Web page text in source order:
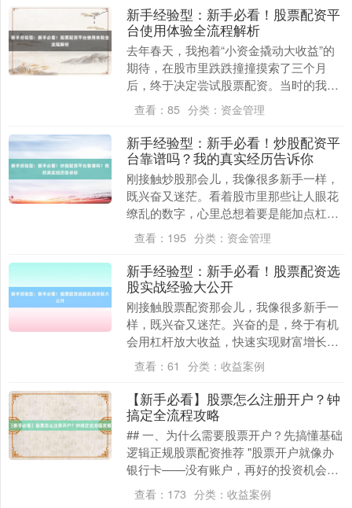
新手经验型：新手必看！股票配资平
台使用体验全流程解析
去年春天，我抱着“小资金撬动大收益”的
期待，在股市里跌跌撞撞摸索了三个月
后，终于决定尝试股票配资。当时的我像
大多数新手一样，既被“10倍杠杆”的诱惑
吸引，又被“....
查看： 85 分类： 资金管理
新手经验型：新手必看！炒股配资平
台靠谱吗？我的真实经历告诉你
刚接触炒股那会儿，我像很多新手一样，
既兴奋又迷茫。看着股市里那些让人眼花
缭乱的数字，心里总想着要是能加点杠
杆，赚得岂不是更快更多？于是，配资平
台这个概念闯入了我....
查看： 195 分类： 资金管理
新手经验型：新手必看！股票配资选
股实战经验大公开
刚接触股票配资那会儿，我像很多新手一
样，既兴奋又迷茫。兴奋的是，终于有机
会用杠杆放大收益，快速实现财富增长；
迷茫的是最靠谱股票配资平台，面对茫茫
股海，到底该选哪....
查看： 61 分类： 收益案例
【新手必看】股票怎么注册开户？钟
搞定全流程攻略
## 一、为什么需要股票开户？先搞懂基础
逻辑正规股票配资推荐 "股票开户就像办
银行卡——没有账户，再好的投资机会也
与你无关。"这是老股民常挂在嘴边的话。
2023....
查看： 173 分类： 收益案例
上证综指 3940.04 +39.68 +1.02%
14311.01 +200.89 +1.42%